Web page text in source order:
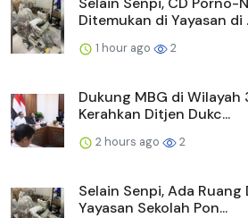
Ditemukan di Yayasan di
1 hour ago 2
Dukung MBG di Wilayah
Kerahkan Ditjen Dukc...
2 hours ago 2
Selain Senpi, Ada
Yayasan Sekolah Pon...